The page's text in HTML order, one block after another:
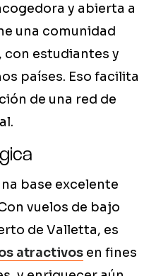
y abierta a
una comunidad
estudiantes y
países. Eso facilita
de una red de
base excelente
vuelos de bajo
de Valletta, es
atractivos en fines